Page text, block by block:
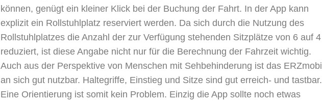
können, genügt ein kleiner Klick bei der Buchung der Fahrt. In der App kann
explizit ein Rollstuhlplatz reserviert werden. Da sich durch die Nutzung des
Rollstuhlplatzes die Anzahl der zur Verfügung stehenden Sitzplätze von 6 auf 4
reduziert, ist diese Angabe nicht nur für die Berechnung der Fahrzeit wichtig.
Auch aus der Perspektive von Menschen mit Sehbehinderung ist das ERZmobil
an sich gut nutzbar. Haltegriffe, Einstieg und Sitze sind gut erreich- und tastbar.
Eine Orientierung ist somit kein Problem. Einzig die App sollte noch etwas